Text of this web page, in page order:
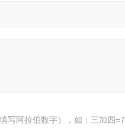
写阿拉伯数字），如：三加四=7